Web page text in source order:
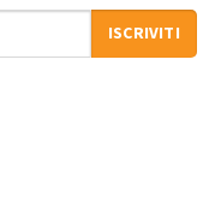
ISCRIVITI